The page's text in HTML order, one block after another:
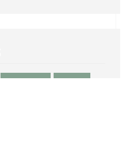
Architecture Exterior